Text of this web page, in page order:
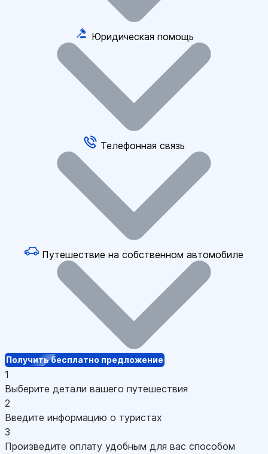
Юридическая помощь
Телефонная связь
Путешествие на собственном автомобиле
Получить бесплатно предложение
1
Выберите детали вашего путешествия
2
Введите информацию о туристах
3
Произведите оплату удобным для вас способом